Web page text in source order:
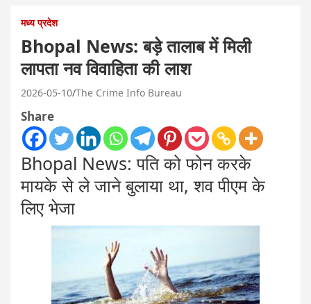
मध्य प्रदेश
Bhopal News: बड़े तालाब में मिली
लापता नव विवाहिता की लाश
2026-05-10 The Crime Info Bureau
Share
Bhopal News: पति को फोन करके
मायके से ले जाने बुलाया था, शव पीएम के
लिए भेजा